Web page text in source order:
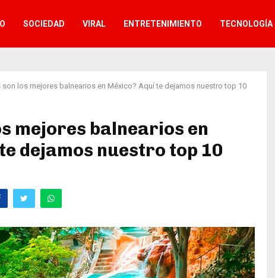
SOCIEDAD VIRAL ENTRETENIMIENTO TECNOLOGÍA
son los mejores balnearios en México? Aquí te dejamos nuestro top 10
mejores balnearios en
dejamos nuestro top 10